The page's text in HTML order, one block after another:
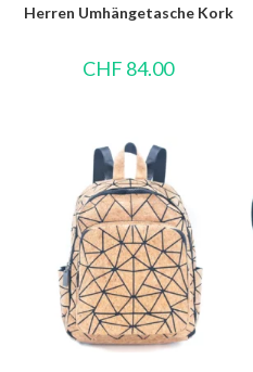
Herren Umhängetasche Kork
CHF 84.00